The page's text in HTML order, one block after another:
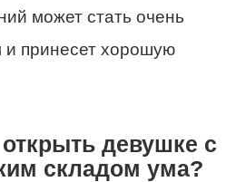
может стать очень
и принесет хорошую
девушке с
складом ума?